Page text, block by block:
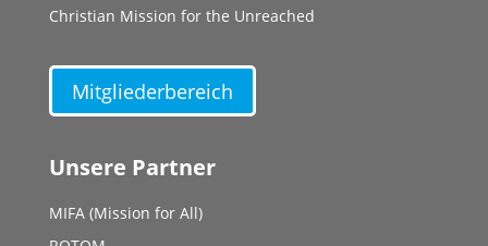
Christian Mission for the Unreached
Mitgliederbereich
Unsere Partner
MIFA (Mission for All)